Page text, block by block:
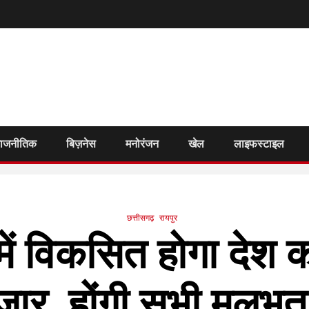
बिज़नेस मनोरंजन खेल लाइफस्टाइल
छत्तीसगढ़ रायपुर
विकसित होगा देश